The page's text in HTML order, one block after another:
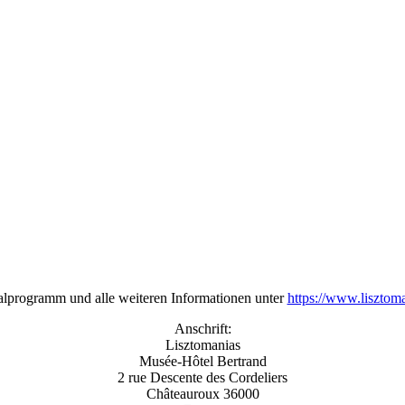
und alle weiteren Informationen unterhttps://
Anschrift:
Lisztomanias
Musée-Hôtel Bertrand
2 rue Descente des Cordeliers
Châteauroux 36000